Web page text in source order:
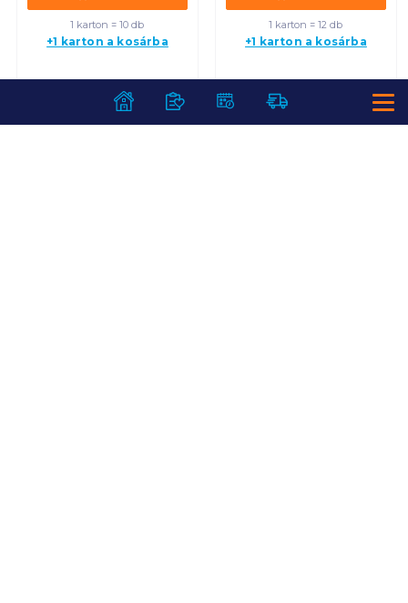
1 karton = 10 db
+1 karton a kosárba
1 karton = 12 db
+1 karton a kosárba